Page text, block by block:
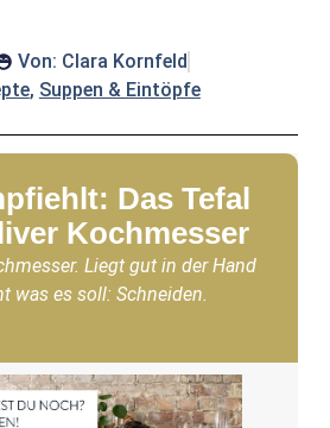
Von: Clara Kornfeld
, Suppen & Eintöpfe
Das Tefal
Kochmesser
Liegt gut in der Hand
was es soll: Schneiden.